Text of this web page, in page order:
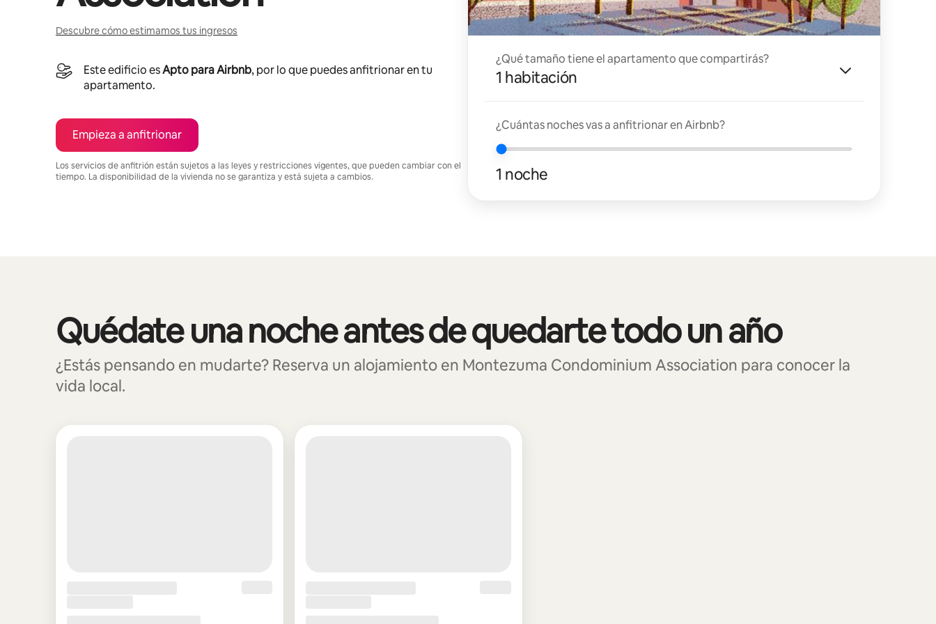
Descubre cómo estimamos tus ingresos
Este edificio esApto para Airbnb, por lo que puedes anfitrionar en tu
apartamento.
Empieza a anfitrionar
Los servicios de anfitrión están sujetos a las leyes y restricciones vigentes, que pueden cambiar con el
tiempo. La disponibilidad de la vivienda no se garantiza y está sujeta a cambios.
¿Qué tamaño tiene el apartamento que compartirás?
1 habitación
¿Cuántas noches vas a anfitrionar en Airbnb?
1 noche
Quédate una noche antes de quedarte todo un año
¿Estás pensando en mudarte? Reserva un alojamiento en Montezuma Condominium Association para conocer la
vida local.
Se muestran0 de 0 elementos